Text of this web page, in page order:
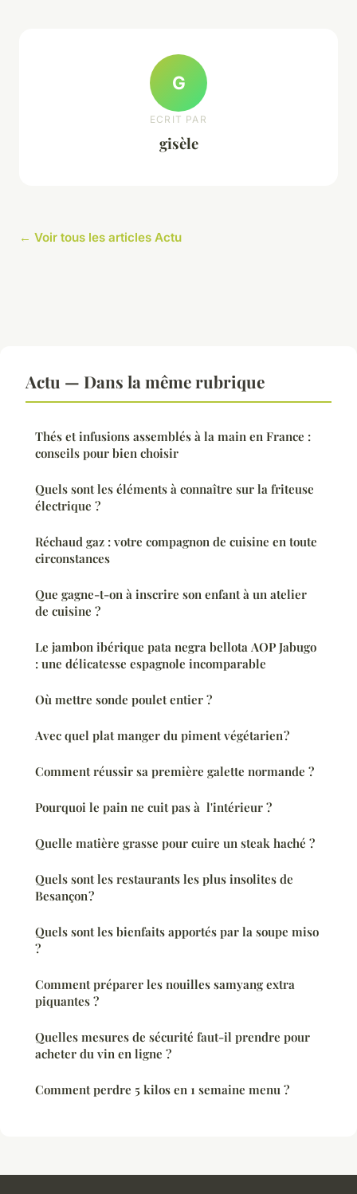
G
ECRIT PAR
gisèle
← Voir tous les articles Actu
Actu — Dans la même rubrique
Thés et infusions assemblés à la main en France :
conseils pour bien choisir
Quels sont les éléments à connaître sur la friteuse
électrique ?
Réchaud gaz : votre compagnon de cuisine en toute
circonstances
Que gagne-t-on à inscrire son enfant à un atelier
de cuisine ?
Le jambon ibérique pata negra bellota AOP Jabugo
: une délicatesse espagnole incomparable
Où mettre sonde poulet entier ?
Avec quel plat manger du piment végétarien ?
Comment réussir sa première galette normande ?
Pourquoi le pain ne cuit pas à l'intérieur ?
Quelle matière grasse pour cuire un steak haché ?
Quels sont les restaurants les plus insolites de
Besançon ?
Quels sont les bienfaits apportés par la soupe miso
?
Comment préparer les nouilles samyang extra
piquantes ?
Quelles mesures de sécurité faut-il prendre pour
acheter du vin en ligne ?
Comment perdre 5 kilos en 1 semaine menu ?